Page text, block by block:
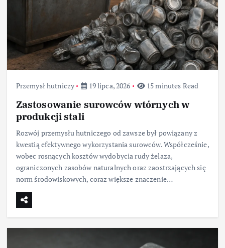
Przemysł hutniczy 19 lipca, 2026 15 minutes Read
Zastosowanie surowców wtórnych w
produkcji stali
Rozwój przemysłu hutniczego od zawsze był powiązany z
kwestią efektywnego wykorzystania surowców. Współcześnie,
wobec rosnących kosztów wydobycia rudy żelaza,
ograniczonych zasobów naturalnych oraz zaostrzających się
norm środowiskowych, coraz większe znaczenie…